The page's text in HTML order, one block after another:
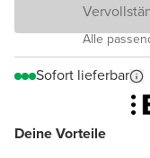
Deine Vorteile
Alle
Sofort lieferbar